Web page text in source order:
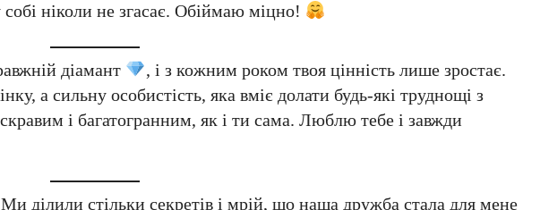
собі ніколи не згасає. Обіймаю міцно!
діамант
, і з кожним роком твоя цінність лише зростає.
а сильну особистість, яка вміє долати будь-які труднощі з
і багатогранним, як і ти сама. Люблю тебе і завжди
Ми ділили стільки секретів і мрій, що наша дружба стала для мене